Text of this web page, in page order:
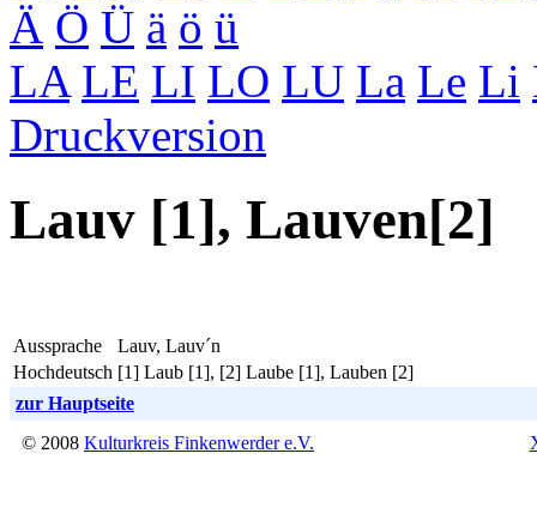
Ä Ö Ü ä ö ü
LA LE LI LO LU La Le Li
Druckversion
Lauv [1], Lauven[2]
Aussprache
Lauv, Lauv´n
Hochdeutsch [1] Laub [1], [2] Laube [1], Lauben [2]
zur Hauptseite
© 2008 Kulturkreis Finkenwerder e.V.